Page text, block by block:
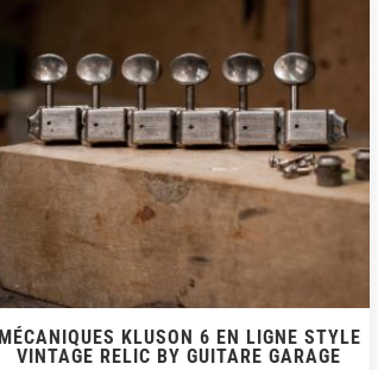
MÉCANIQUES KLUSON 6 EN LIGNE STYLE
VINTAGE RELIC BY GUITARE GARAGE